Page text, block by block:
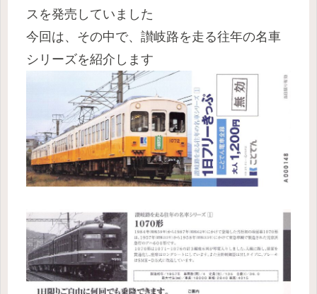
スを発売していました
今回は、その中で、讃岐路を走る往年の名車
シリーズを紹介します